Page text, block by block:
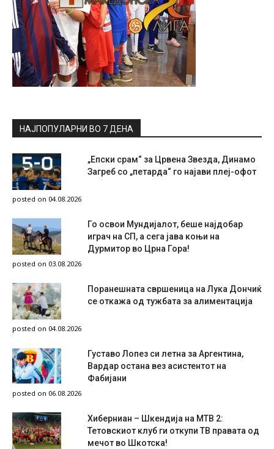
НАЈПОПУЛАРНИ ВО 7 ДЕНА
„Епски срам“ за Црвена Звезда, Динамо
Загреб со „петарда“ го најави плеј-офот
posted on 04.08.2026
Го освои Мундијалот, беше најдобар
играч на СП, а сега јава коњи на
Дурмитор во Црна Гора!
posted on 03.08.2026
Поранешната свршеница на Лука Дончиќ
се откажа од тужбата за алиментација
posted on 04.08.2026
Густаво Лопез си летна за Аргентина,
Вардар остана вез асистентот на
Фабијани
posted on 06.08.2026
Хиберниан – Шкендија на МТВ 2:
Тетовскиот клуб ги откупи ТВ правата од
мечот во Шкотска!